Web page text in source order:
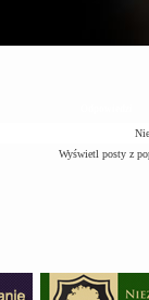
Wyświetl posty z